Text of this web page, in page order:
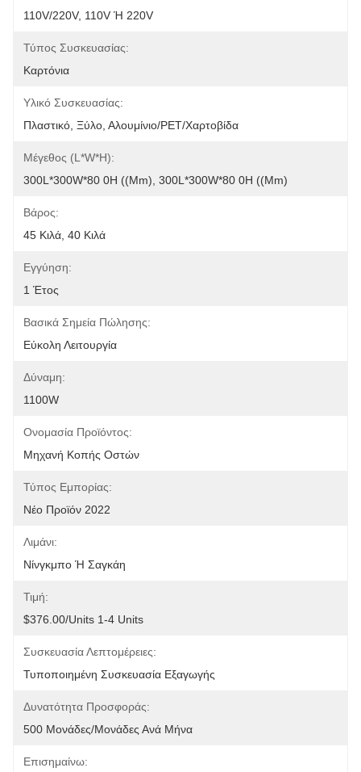
110V/220V, 110V Ή 220V
Τύπος Συσκευασίας:
Καρτόνια
Υλικό Συσκευασίας:
Πλαστικό, Ξύλο, Αλουμίνιο/PET/χαρτοβίδα
Μέγεθος (L*W*H):
300L*300W*80 0H ((mm), 300L*300W*80 0H ((mm)
Βάρος:
45 Κιλά, 40 Κιλά
Εγγύηση:
1 Έτος
Βασικά Σημεία Πώλησης:
Εύκολη Λειτουργία
Δύναμη:
1100W
Ονομασία Προϊόντος:
Μηχανή Κοπής Οστών
Τύπος Εμπορίας:
Νέο Προϊόν 2022
Λιμάνι:
Νίνγκμπο Ή Σαγκάη
Τιμή:
$376.00/units 1-4 Units
Συσκευασία Λεπτομέρειες:
Τυποποιημένη Συσκευασία Εξαγωγής
Δυνατότητα Προσφοράς:
500 Μονάδες/μονάδες Ανά Μήνα
Επισημαίνω: